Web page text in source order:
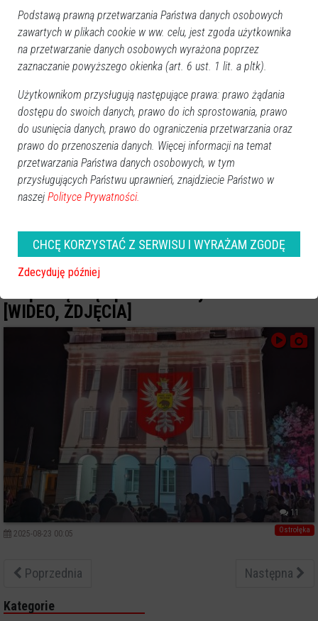
Ostrołęka rozbłysła tysiącem barw.
[WIDEO, ZDJĘCIA]
11
Ostrołęka
2025-08-23 00:05
Poprzednia Następna
Kategorie
Podstawą prawną przetwarzania Państwa danych osobowych
zawartych w plikach cookie w ww. celu, jest zgoda użytkownika
na przetwarzanie danych osobowych wyrażona poprzez
zaznaczanie powyższego okienka (art. 6 ust. 1 lit. a pltk).
Użytkownikom przysługują następujące prawa: prawo żądania
dostępu do swoich danych, prawo do ich sprostowania, prawo
do usunięcia danych, prawo do ograniczenia przetwarzania oraz
prawo do przenoszenia danych. Więcej informacji na temat
przetwarzania Państwa danych osobowych, w tym
przysługujących Państwu uprawnień, znajdziecie Państwo w
naszej Polityce Prywatności.
CHCĘ KORZYSTAĆ Z SERWISU I WYRAŻAM ZGODĘ
Zdecyduję później